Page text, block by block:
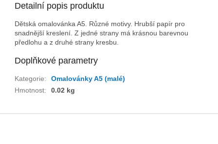
Detailní popis produktu
Dětská omalovánka A5. Různé motivy. Hrubší papír pro
snadnější kreslení. Z jedné strany má krásnou barevnou
předlohu a z druhé strany kresbu.
Doplňkové parametry
Kategorie:
Omalovánky A5 (malé)
Hmotnost: 0.02 kg